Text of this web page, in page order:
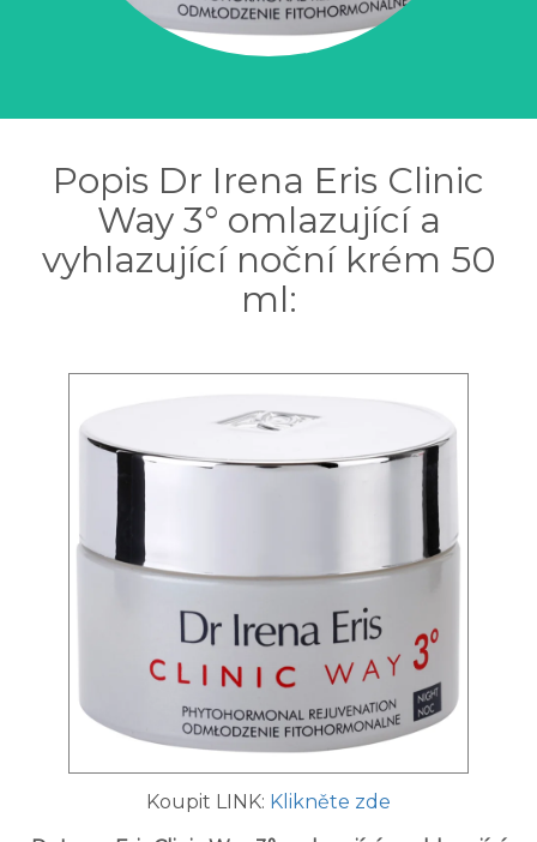
Popis Dr Irena Eris Clinic
Way 3° omlazující a
vyhlazující noční krém 50
ml:
Koupit LINK: Klikněte zde